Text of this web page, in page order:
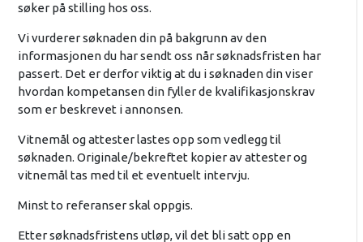
søker på stilling hos oss.
Vi vurderer søknaden din på bakgrunn av den
informasjonen du har sendt oss når søknadsfristen har
passert. Det er derfor viktig at du i søknaden din viser
hvordan kompetansen din fyller de kvalifikasjonskrav
som er beskrevet i annonsen.
Vitnemål og attester lastes opp som vedlegg til
søknaden. Originale/bekreftet kopier av attester og
vitnemål tas med til et eventuelt intervju.
Minst to referanser skal oppgis.
Etter søknadsfristens utløp, vil det bli satt opp en